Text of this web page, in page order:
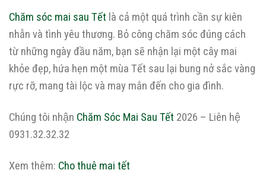
Chăm sóc mai sau Tết là cả một quá trình cần sự kiên
nhẫn và tình yêu thương. Bỏ công chăm sóc đúng cách
từ những ngày đầu năm, bạn sẽ nhận lại một cây mai
khỏe đẹp, hứa hẹn một mùa Tết sau lại bung nở sắc vàng
rực rỡ, mang tài lộc và may mắn đến cho gia đình.
Chúng tôi nhận Chăm Sóc Mai Sau Tết 2026 – Liên hệ
0931.32.32.32
Xem thêm: Cho thuê mai tết